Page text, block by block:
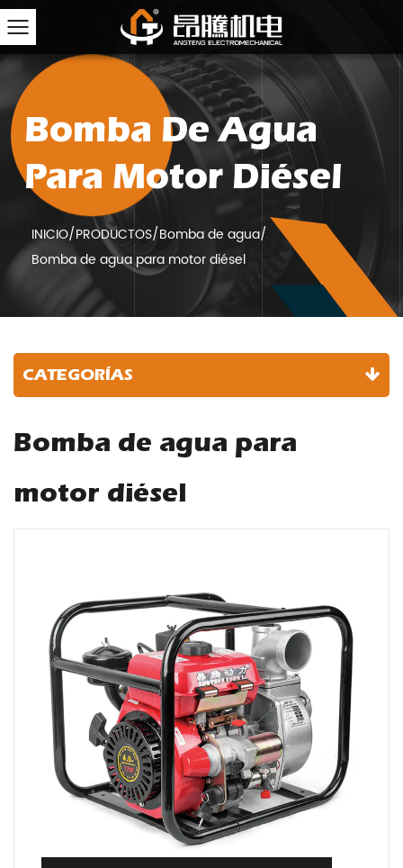
Bomba De Agua
Para Motor Diésel
INICIO/PRODUCTOS/Bomba de agua/
Bomba de agua para motor diésel
CATEGORÍAS
Bomba de agua para
motor diésel